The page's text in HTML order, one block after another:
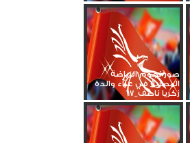
صور نجوم الرياضة
المصرية في عزاء والدة
زكريا ناصف_67